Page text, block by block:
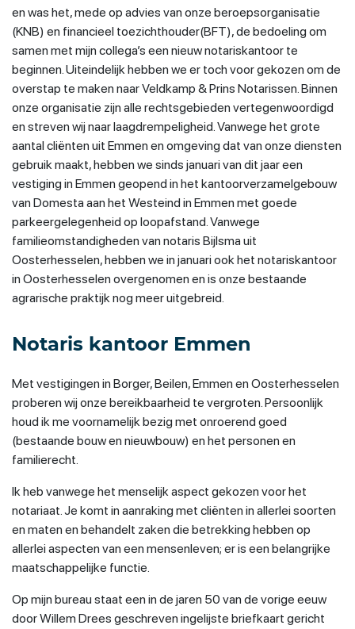
en was het, mede op advies van onze beroepsorganisatie
(KNB) en financieel toezichthouder(BFT), de bedoeling om
samen met mijn collega’s een nieuw notariskantoor te
beginnen. Uiteindelijk hebben we er toch voor gekozen om de
overstap te maken naar Veldkamp & Prins Notarissen. Binnen
onze organisatie zijn alle rechtsgebieden vertegenwoordigd
en streven wij naar laagdrempeligheid. Vanwege het grote
aantal cliënten uit Emmen en omgeving dat van onze diensten
gebruik maakt, hebben we sinds januari van dit jaar een
vestiging in Emmen geopend in het kantoorverzamelgebouw
van Domesta aan het Westeind in Emmen met goede
parkeergelegenheid op loopafstand. Vanwege
familieomstandigheden van notaris Bijlsma uit
Oosterhesselen, hebben we in januari ook het notariskantoor
in Oosterhesselen overgenomen en is onze bestaande
agrarische praktijk nog meer uitgebreid.
Notaris kantoor Emmen
Met vestigingen in Borger, Beilen, Emmen en Oosterhesselen
proberen wij onze bereikbaarheid te vergroten. Persoonlijk
houd ik me voornamelijk bezig met onroerend goed
(bestaande bouw en nieuwbouw) en het personen en
familierecht.
Ik heb vanwege het menselijk aspect gekozen voor het
notariaat. Je komt in aanraking met cliënten in allerlei soorten
en maten en behandelt zaken die betrekking hebben op
allerlei aspecten van een mensenleven; er is een belangrijke
maatschappelijke functie.
Op mijn bureau staat een in de jaren 50 van de vorige eeuw
door Willem Drees geschreven ingelijste briefkaart gericht